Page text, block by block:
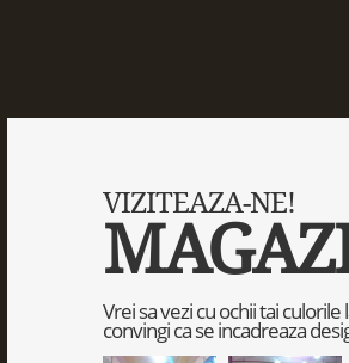
VIZITEAZA-NE!
Vrei sa vezi cu ochii tai
convingi ca se incadreaza